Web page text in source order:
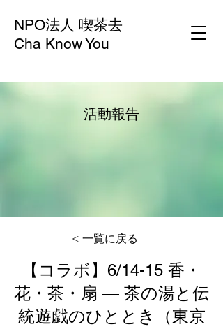
NPO法人 喫茶去
Cha Know You
活動報告
< 一覧に戻る
【コラボ】6/14-15 香・
花・茶・扇 ― 茶の湯と伝
統遊戯のひととき（東京